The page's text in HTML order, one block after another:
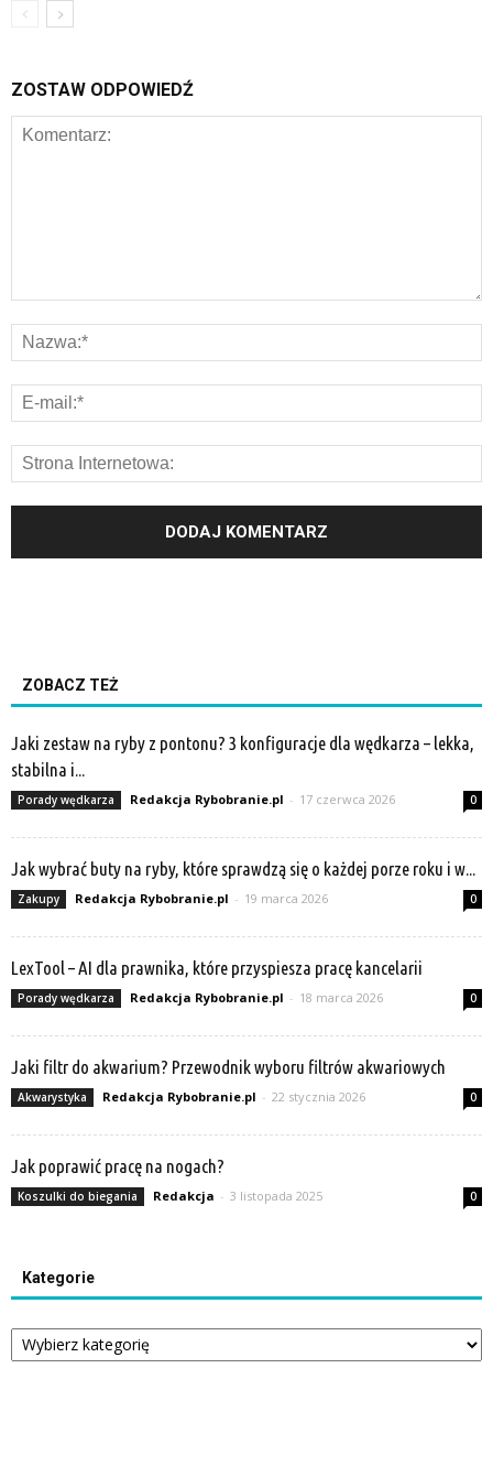
ZOSTAW ODPOWIEDŹ
ZOBACZ TEŻ
Jaki zestaw na ryby z pontonu? 3 konfiguracje dla wędkarza – lekka,
stabilna i...
Porady wędkarza Redakcja Rybobranie.pl - 17 czerwca 2026 0
Jak wybrać buty na ryby, które sprawdzą się o każdej porze roku i w...
Zakupy Redakcja Rybobranie.pl - 19 marca 2026 0
LexTool – AI dla prawnika, które przyspiesza pracę kancelarii
Porady wędkarza Redakcja Rybobranie.pl - 18 marca 2026 0
Jaki filtr do akwarium? Przewodnik wyboru filtrów akwariowych
Akwarystyka Redakcja Rybobranie.pl - 22 stycznia 2026 0
Jak poprawić pracę na nogach?
Koszulki do biegania Redakcja - 3 listopada 2025 0
Kategorie
Kategorie